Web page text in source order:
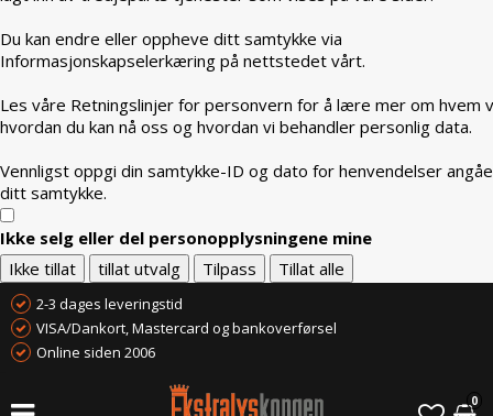
Du kan endre eller oppheve ditt samtykke via
Informasjonskapselerkæring på nettstedet vårt.
Les våre Retningslinjer for personvern for å lære mer om hvem
hvordan du kan nå oss og hvordan vi behandler personlig data.
Vennligst oppgi din samtykke-ID og dato for henvendelser
ditt samtykke.
Ikke selg eller del personopplysningene mine
Ikke tillat
tillat utvalg Tilpass Tillat alle
2-3 dages leveringstid
VISA/Dankort, Mastercard og bankoverførsel
Online siden 2006
0